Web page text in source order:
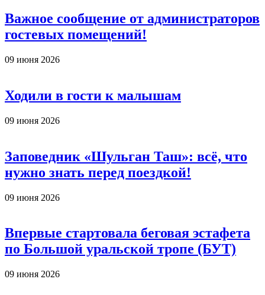
Важное сообщение от администраторов
гостевых помещений!
09 июня 2026
Ходили в гости к малышам
09 июня 2026
Заповедник «Шульган Таш»: всё, что
нужно знать перед поездкой!
09 июня 2026
Впервые стартовала беговая эстафета
по Большой уральской тропе (БУТ)
09 июня 2026